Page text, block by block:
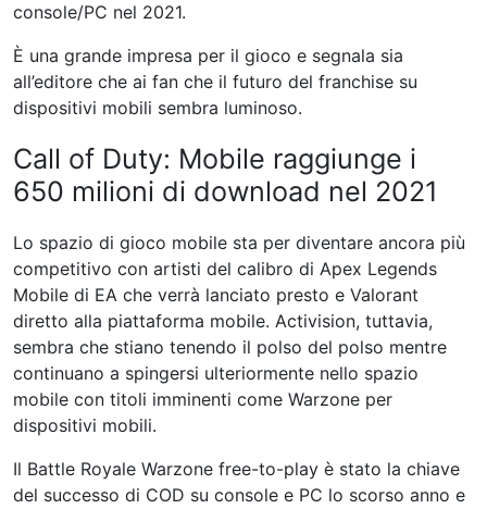
console/PC nel 2021.
È una grande impresa per il gioco e segnala sia
all’editore che ai fan che il futuro del franchise su
dispositivi mobili sembra luminoso.
Call of Duty: Mobile raggiunge i
650 milioni di download nel 2021
Lo spazio di gioco mobile sta per diventare ancora più
competitivo con artisti del calibro di Apex Legends
Mobile di EA che verrà lanciato presto e Valorant
diretto alla piattaforma mobile. Activision, tuttavia,
sembra che stiano tenendo il polso del polso mentre
continuano a spingersi ulteriormente nello spazio
mobile con titoli imminenti come Warzone per
dispositivi mobili.
Il Battle Royale Warzone free-to-play è stato la chiave
del successo di COD su console e PC lo scorso anno e